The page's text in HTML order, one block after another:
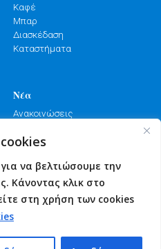
να βελτιώσουμε την
Κάνοντας κλικ στο
στη χρήση των cookies
Καφέ
Μπαρ
Διασκέδαση
Καταστήματα
Νέα
Ανακοινώσεις
Γιορτές
Επικοινωνία
- Αλιβερίου